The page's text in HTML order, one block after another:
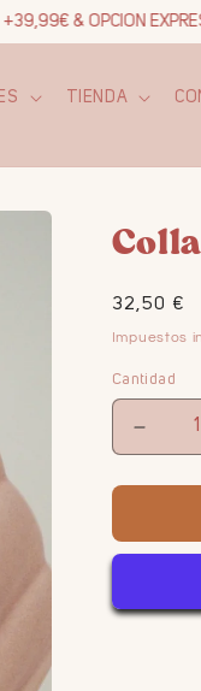
& OPCION EXPRESS
TIENDA
Precio
habitual
32,50 €
Impuestos
Cantidad
para